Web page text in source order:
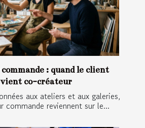
: quand le client
co-créateur
aux ateliers et aux galeries,
commande reviennent sur le...